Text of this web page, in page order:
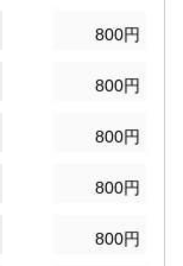
800円
800円
800円
800円
800円